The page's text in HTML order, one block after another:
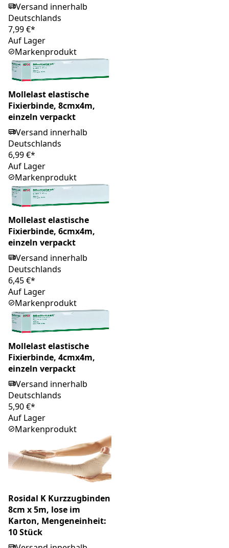
Versand innerhalb
Deutschlands
7,99 €*
Auf Lager
Markenprodukt
Mollelast elastische
Fixierbinde, 8cmx4m,
einzeln verpackt
Versand innerhalb
Deutschlands
6,99 €*
Auf Lager
Markenprodukt
Mollelast elastische
Fixierbinde, 6cmx4m,
einzeln verpackt
Versand innerhalb
Deutschlands
6,45 €*
Auf Lager
Markenprodukt
Mollelast elastische
Fixierbinde, 4cmx4m,
einzeln verpackt
Versand innerhalb
Deutschlands
5,90 €*
Auf Lager
Markenprodukt
Rosidal K Kurzzugbinden
8cm x 5m, lose im
Karton, Mengeneinheit:
10 Stück